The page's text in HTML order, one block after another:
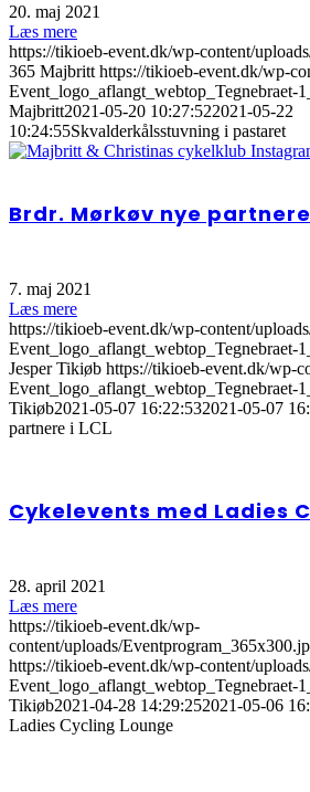
20. maj 2021
Læs mere
https://tikioeb-event.dk/wp-content/
365 Majbritt https://tikioeb-event.dk/wp-
Event_logo_aflangt_webtop_Tegnebraet-
Majbritt2021-05-20 10:27:522021-05-22
10:24:55Skvalderkålsstuvning i pastaret
Brdr. Mørkøv nye partnere
7. maj 2021
Læs mere
https://tikioeb-event.dk/wp-content/
Event_logo_aflangt_webtop_Tegnebraet-
Jesper Tikiøb https://tikioeb-event.dk/wp-
Event_logo_aflangt_webtop_Tegnebraet-
Tikiøb2021-05-07 16:22:532021-05-07
partnere i LCL
Cykelevents med Ladies
28. april 2021
Læs mere
https://tikioeb-event.dk/wp-
content/uploads/
https://tikioeb-event.dk/wp-content/
Event_logo_aflangt_webtop_Tegnebraet-
Tikiøb2021-04-28 14:29:252021-05-06
Ladies Cycling Lounge